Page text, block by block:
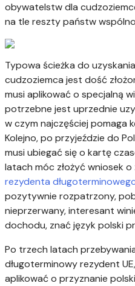
obywatelstw dla
na tle reszty państw
Typowa ścieżka do
cudzoziemca jest dość
musi aplikować o specjalną
potrzebne jest uprzednie
w czym najczęściej pomaga
Kolejno, po przyjeździe do
musi ubiegać się o kartę
latach móc złożyć wniosek
rezydenta
pozytywnie rozpatrzony,
nieprzerwany, interesant
dochodu, znać język polski
Po trzech latach
długoterminowy rezydent
aplikować o przyznanie